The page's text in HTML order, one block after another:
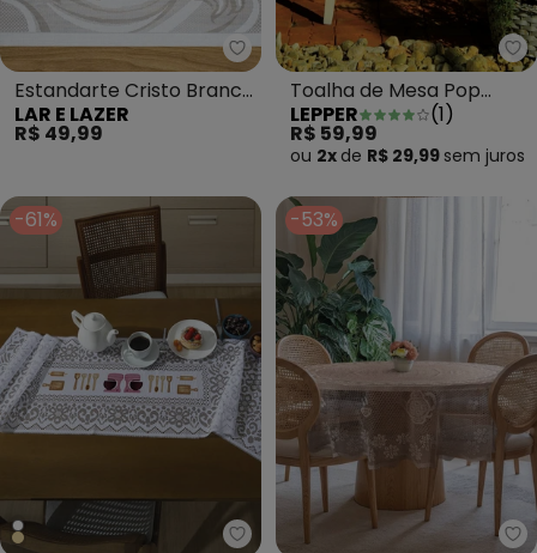
Lar e Lazer - Estandarte Cristo
Estandarte Cristo Branco
80x80 cm
LAR E LAZER
R$ 49,99
Toalha de Mesa Pop
Quadrada Sálvia 140x140
cm
LEPPER (1)
R$ 59,99
ou 2x de R$ 29,99 sem juros
-61%
Santista - Trilho Valência
-53%